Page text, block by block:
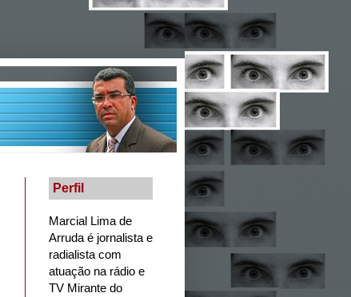
Perfil
Marcial Lima de
Arruda é jornalista e
radialista com
atuação na rádio e
TV Mirante do